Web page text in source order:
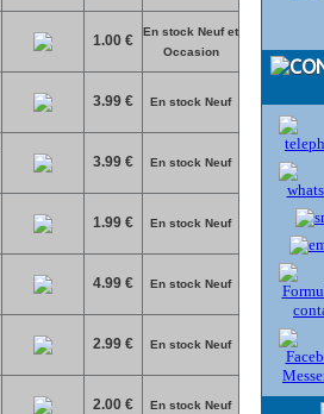
1.00 €
En stock Neuf et
Occasion
3.99 € En stock Neuf
3.99 € En stock Neuf
1.99 € En stock Neuf
4.99 € En stock Neuf
2.99 € En stock Neuf
2.00 € En stock Neuf